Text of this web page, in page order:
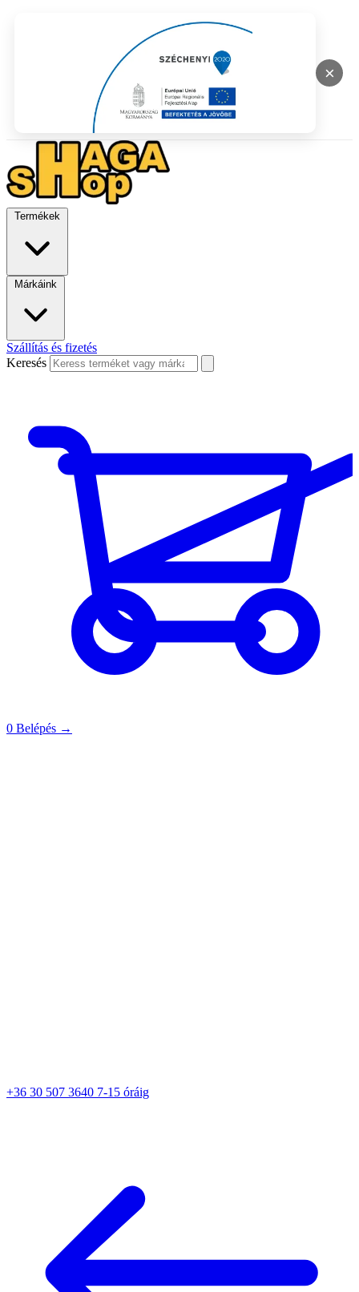
×
Termékek
Márkáink
Szállítás és fizetés
Keresés
0 Belépés →
+36 30 507 3640 7-15 óráig